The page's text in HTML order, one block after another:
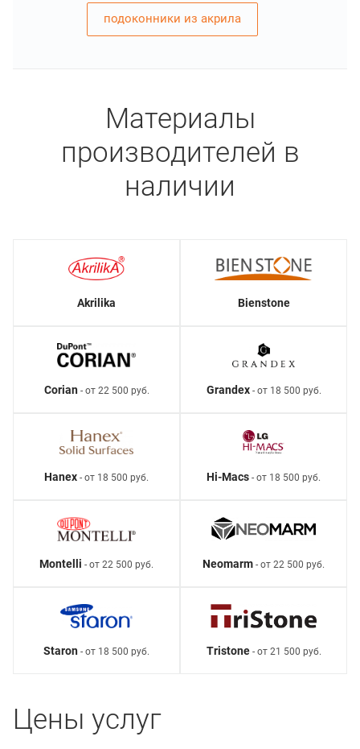
подоконники из акрила
Материалы
производителей в
наличии
Akrilika Bienstone
Corian- от 22 500 руб. Grandex- от 18 500 руб.
Hanex - от 18 500 руб. Hi-Macs - от 18 500 руб.
Montelli - от 22 500 руб. Neomarm - от 22 500 руб.
Staron - от 18 500 руб. Tristone- от 21 500 руб.
Цены услуг